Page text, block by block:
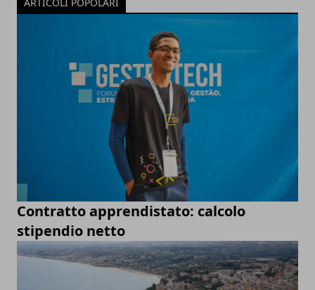
Contratto apprendistato: calcolo
stipendio netto